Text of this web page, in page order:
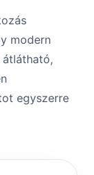
modern
egyszerre